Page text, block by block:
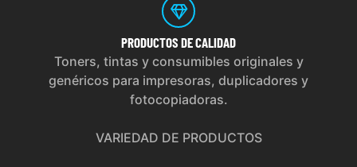
PRODUCTOS DE CALIDAD
Toners, tintas y consumibles originales y
genéricos para impresoras, duplicadores y
fotocopiadoras.
VARIEDAD DE PRODUCTOS